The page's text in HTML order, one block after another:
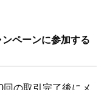
ペーンに参加する